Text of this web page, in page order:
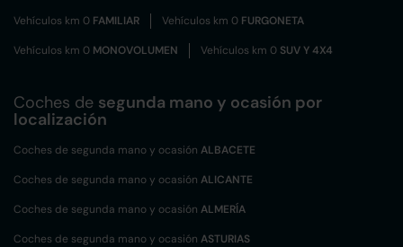
Vehículos km 0 FAMILIAR Vehículos km 0 FURGONETA
Vehículos km 0 MONOVOLUMEN Vehículos km 0 SUV Y 4X4
Coches de segunda mano y ocasión por
localización
Coches de segunda mano y ocasión ALBACETE
Coches de segunda mano y ocasión ALICANTE
Coches de segunda mano y ocasión ALMERÍA
Coches de segunda mano y ocasión ASTURIAS